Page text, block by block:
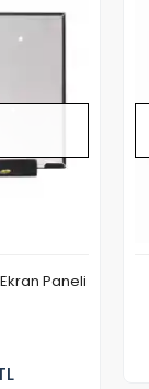
Paneli